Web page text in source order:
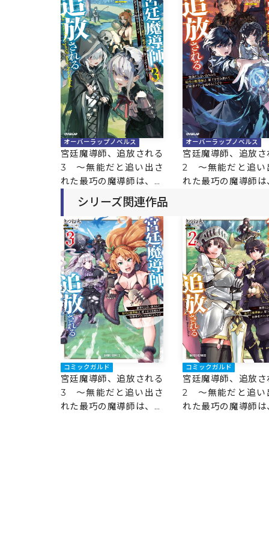
オーバーラップノベルス
宮廷魔導師、追放される
3 ～無能だと追い出さ
れた最巧の魔導師は、部
下を引き連れて冒険者ク
ランを始めるようです～
オーバーラップノベルス
宮廷魔導師、追放さ
2 ～無能だと追い
れた最巧の魔導師は
シリーズ関連作品
コミックガルド
宮廷魔導師、追放される
3 ～無能だと追い出さ
れた最巧の魔導師は、部
コミックガルド
宮廷魔導師、追放さ
2 ～無能だと追い
れた最巧の魔導師は